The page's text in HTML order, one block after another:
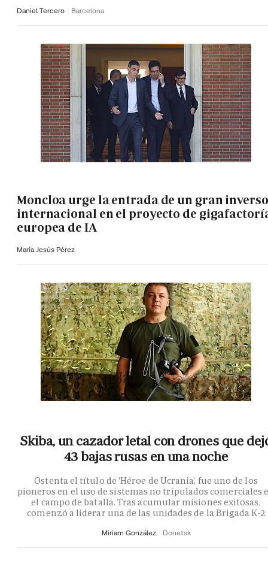
Daniel Tercero Barcelona
Moncloa urge la entrada de un gran
internacional en el proyecto de
europea de IA
María Jesús Pérez
Skiba, un cazador letal con drones que
43 bajas rusas en una noche
Ostenta el título de 'Héroe de Ucrania', fue uno de los
pioneros en el uso de sistemas no tripulados comerciales
el campo de batalla. Tras acumular misiones exitosas,
comenzó a liderar una de las unidades de la Brigada K-2
Miriam González Donetsk